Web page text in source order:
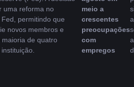
uma reforma no
permitindo que
novos membros e
de quatro
meio a
crescentes
preocupações
com
empregos